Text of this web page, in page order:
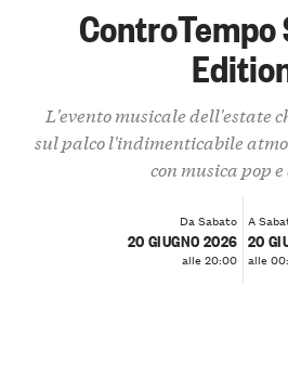
L'evento musicale dell'estate
sul palco l'indimenticabile
con musica pop
Da Sabato
20 GIUGNO 2026
alle 20:00
A
20
alle